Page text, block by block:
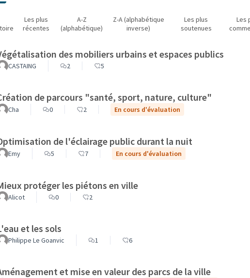
Les plus
récentes
A-Z
(alphabétique)
Z-A (alphabétique
inverse)
Les plus
soutenues
Les
des mobiliers urbains et espaces publics
CASTAING 2 5
de parcours "santé, sport, nature, culture"
Cha 0 2 En cours d'évaluation
de l'éclairage public durant la nuit
Emy 5 7 En cours d'évaluation
protéger les piétons en ville
Alicot 0 2
et les sols
Philippe Le Goanvic 1 6
et mise en valeur des parcs de la ville